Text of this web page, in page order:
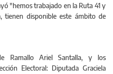
"hemos trabajado en la Ruta 41 y
tienen disponible este ámbito de
Ramallo Ariel Santalla, y los
Electoral: Diputada Graciela